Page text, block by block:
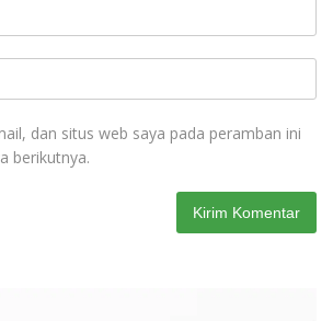
dan situs web saya pada peramban ini
berikutnya.